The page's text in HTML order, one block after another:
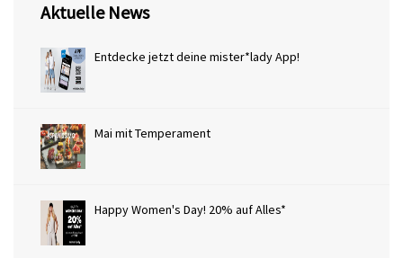
Aktuelle News
Entdecke jetzt deine mister*lady App!
Mai mit Temperament
Happy Women's Day! 20% auf Alles*